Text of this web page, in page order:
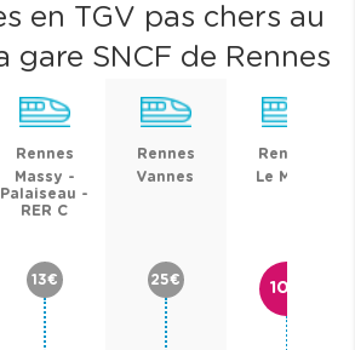
en TGV pas chers au
gare SNCF de Rennes
Rennes
Massy -
Palaiseau -
RER C
13€
Rennes
Vannes
25€
Rennes
Le Mans
10€